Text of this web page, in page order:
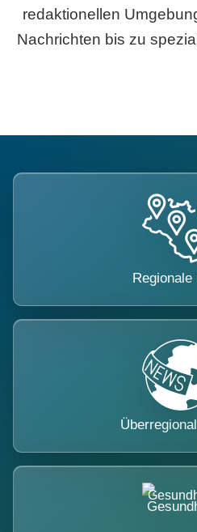
redaktionellen
Nachrichten bis zu
Regionale